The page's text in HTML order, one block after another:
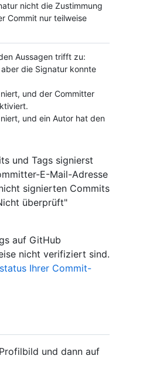
nicht die Zustimmung
Commit nur teilweise
Aussagen trifft zu:
die Signatur konnte
und der Committer
und ein Autor hat den
und Tags signierst
E-Mail-Adresse
signierten Commits
überprüft"
auf GitHub
nicht verifiziert sind.
Ihrer Commit-
und dann auf